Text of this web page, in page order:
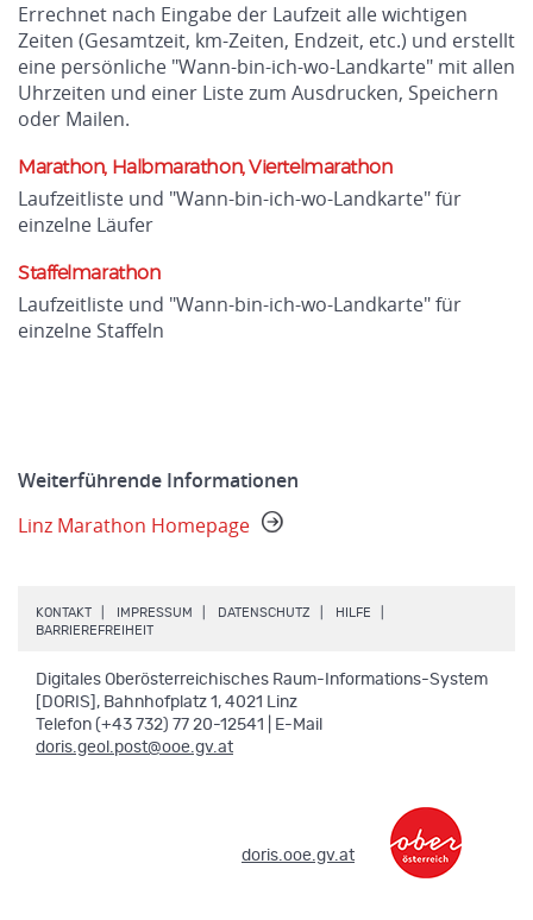
Errechnet nach Eingabe der Laufzeit alle wichtigen
Zeiten (Gesamtzeit, km-Zeiten, Endzeit, etc.) und erstellt
eine persönliche "Wann-bin-ich-wo-Landkarte" mit allen
Uhrzeiten und einer Liste zum Ausdrucken, Speichern
oder Mailen.
Marathon, Halbmarathon, Viertelmarathon
Laufzeitliste und "Wann-bin-ich-wo-Landkarte" für
einzelne Läufer
Staffelmarathon
Laufzeitliste und "Wann-bin-ich-wo-Landkarte" für
einzelne Staffeln
Weiterführende Informationen
Linz Marathon Homepage
KONTAKT IMPRESSUM DATENSCHUTZ HILFE
BARRIEREFREIHEIT.
Digitales Oberösterreichisches Raum-Informations-System
[DORIS], Bahnhofplatz 1, 4021 Linz
Telefon (+43 732) 77 20-12541 | E-Mail
doris.geol.post@ooe.gv.at
doris.ooe.gv.at.